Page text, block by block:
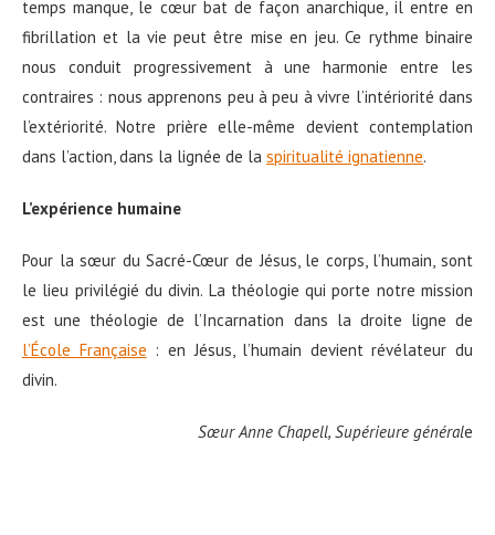
temps manque, le cœur bat de façon anarchique, il entre en
fibrillation et la vie peut être mise en jeu. Ce rythme binaire
nous conduit progressivement à une harmonie entre les
contraires : nous apprenons peu à peu à vivre l’intériorité dans
l’extériorité. Notre prière elle-même devient contemplation
dans l’action, dans la lignée de la spiritualité ignatienne.
L’expérience humaine
Pour la sœur du Sacré-Cœur de Jésus, le corps, l’humain, sont
le lieu privilégié du divin. La théologie qui porte notre mission
est une théologie de l’Incarnation dans la droite ligne de
l’École Française : en Jésus, l’humain devient révélateur du
divin.
Sœur Anne Chapell, Supérieure générale